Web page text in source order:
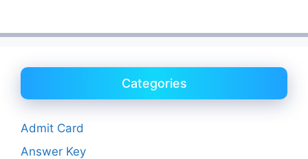
Categories
Admit Card
Answer Key